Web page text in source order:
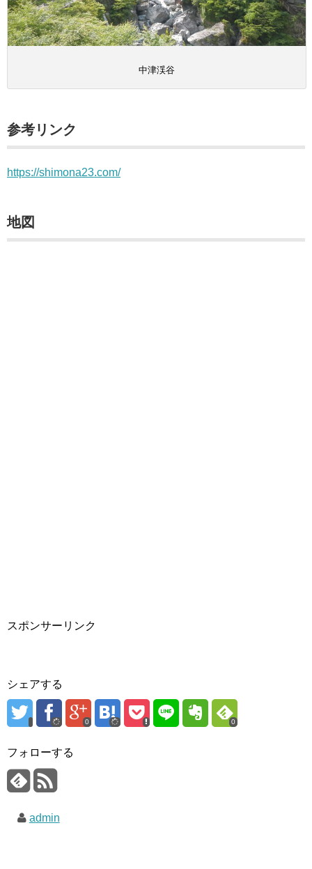
中津渓谷
参考リンク
https://shimona23.com/
地図
スポンサーリンク
シェアする
0 0
フォローする
admin